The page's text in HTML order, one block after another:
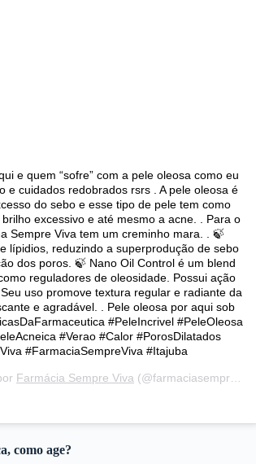
e quem “sofre” com a pele oleosa como eu
e cuidados redobrados rsrs . A pele oleosa é
do sebo e esse tipo de pele tem como
excessivo e até mesmo a acne. . Para o
Sempre Viva tem um creminho mara. . 🍃
lípidios, reduzindo a superprodução de sebo
dos poros. 🍃 Nano Oil Control é um blend
reguladores de oleosidade. Possui ação
uso promove textura regular e radiante da
e agradável. . Pele oleosa por aqui sob
#PeleIncrivel #PeleOleosa
#Verao #Calor #PorosDilatados
#FarmaciaSempreViva #Itajuba
Farmácia Sempre Viva (@farmaciasemprevivabr) em
como age?